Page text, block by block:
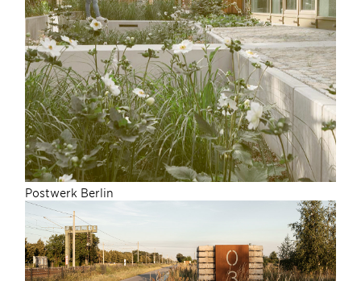
Postwerk Berlin